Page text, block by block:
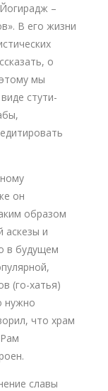
–
В его жизни
о
мы
стути-
он
образом
аскезы и
в будущем
(го-хатья)
нужно
что храм
славы